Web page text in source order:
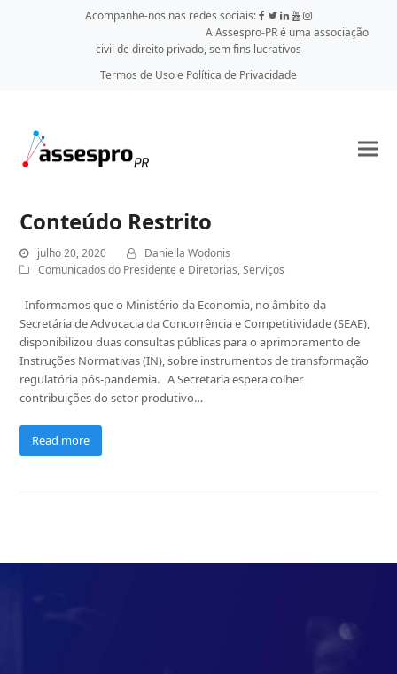
Acompanhe-nos nas redes sociais:
A Assespro-PR é uma associação
civil de direito privado, sem fins lucrativos
Termos de Uso e Política de Privacidade
Conteúdo Restrito
julho 20, 2020
Daniella Wodonis
Comunicados do Presidente e Diretorias,Serviços
Informamos que o Ministério da Economia, no âmbito da
Secretária de Advocacia da Concorrência e Competitividade (SEAE),
disponibilizou duas consultas públicas para o aprimoramento de
Instruções Normativas (IN), sobre instrumentos de transformação
regulatória pós-pandemia. A Secretaria espera colher
contribuições do setor produtivo…
Read more